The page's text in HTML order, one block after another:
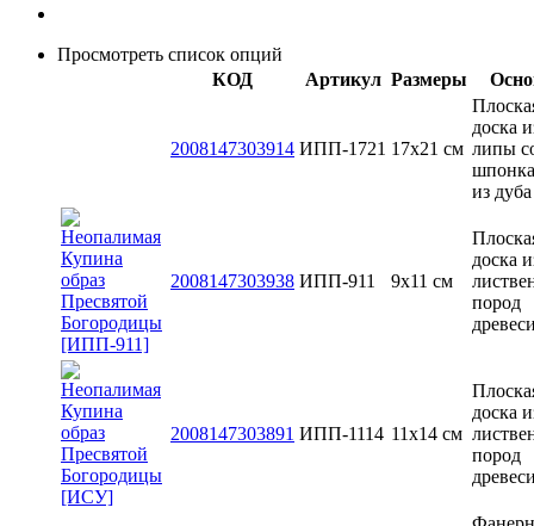
Просмотреть список опций
КОД
Артикул Размеры
2008147303914 ИПП-1721 17х21 см
доска
липы
из дуба
2008147303938 ИПП-911 9х11 см
доска
пород
2008147303891 ИПП-1114 11х14 см
доска
пород